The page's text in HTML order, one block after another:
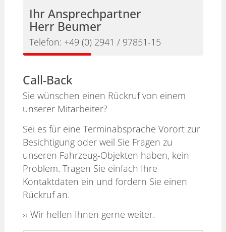
Ihr Ansprechpartner
Herr Beumer
Telefon: +49 (0) 2941 / 97851-15
Call-Back
Sie wünschen einen Rückruf von einem
unserer Mitarbeiter?
Sei es für eine Terminabsprache Vorort zur
Besichtigung oder weil Sie Fragen zu
unseren Fahrzeug-Objekten haben, kein
Problem. Tragen Sie einfach Ihre
Kontaktdaten ein und fordern Sie einen
Rückruf an.
›› Wir helfen Ihnen gerne weiter.